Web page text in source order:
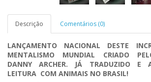
Descrição Comentários (0)
LANÇAMENTO NACIONAL DESTE
MENTALISMO MUNDIAL CRIADO
DANNY ARCHER. JÁ TRADUZIDO E
LEITURA COM ANIMAIS NO BRASIL!